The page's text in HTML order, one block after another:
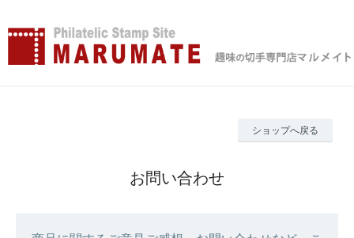
ショップへ戻る
お問い合わせ